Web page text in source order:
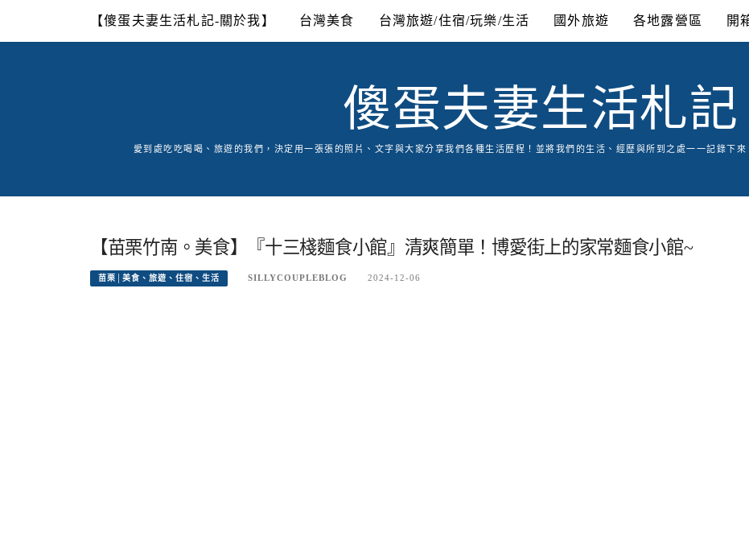
content
【傻蛋夫妻生活札記-關於我】 台灣美食 台灣旅遊/住宿/玩樂/生活 國外旅遊 各地露營區 開
傻蛋夫妻生活札記
愛到處吃吃喝喝、旅遊的我們，決定用一張張的照片、文字與大家分享我們各種生活歷程！並將我們的生活、經歷與所到之處一一記錄下
【苗栗竹南。美食】『十三棧麵食小館』清爽簡單！博愛街上的家常麵食小館~
苗栗│美食、旅遊、住宿、生活 SILLYCOUPLEBLOG 2024-12-06